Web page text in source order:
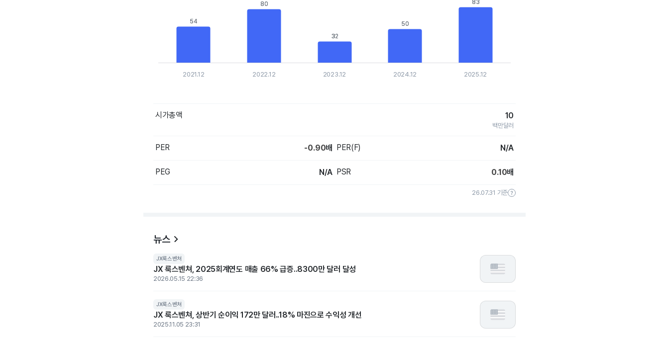
The chart has 1 X axis displaying categories.
The chart has 1 Y axis displaying values. Data ranges from 31.840588 to 82.936767.
54
54
80
80
32
32
50
50
83
83
2021.12 2022.12 2023.12 2024.12 2025.12
시가총액 10
백만달러
PER -0.90배 PER(F) N/A
PEG N/A PSR 0.10배
26.07.31 기준
뉴스
JX룩스벤쳐
JX 룩스벤쳐, 2025회계연도 매출 66% 급증..8300만 달러 달성
2026.05.15 22:36
JX룩스벤쳐
JX 룩스벤쳐, 상반기 순이익 172만 달러..18% 마진으로 수익성 개선
2025.11.05 23:31